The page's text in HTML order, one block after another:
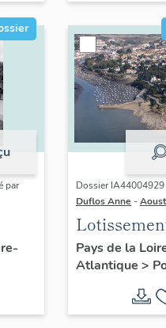
par
Dossier IA44004929
Duflos Anne -
concerté dit
Gourmalon
Pays de la
Atlantique >